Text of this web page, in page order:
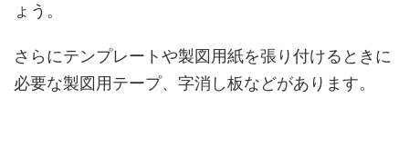
ょう。
さらにテンプレートや製図用紙を張り付けるときに
必要な製図用テープ、字消し板などがあります。